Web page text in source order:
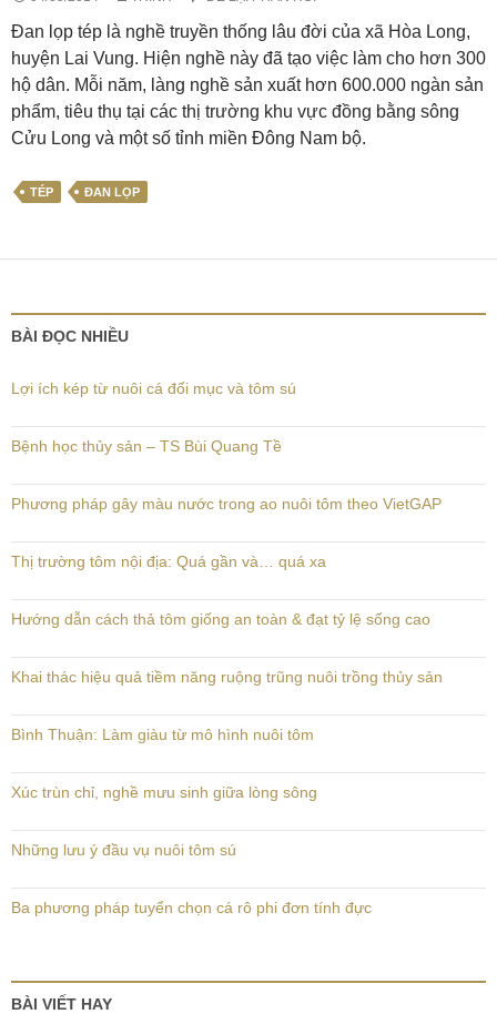
Đan lọp tép là nghề truyền thống lâu đời của xã Hòa Long,
huyện Lai Vung. Hiện nghề này đã tạo việc làm cho hơn 300
hộ dân. Mỗi năm, làng nghề sản xuất hơn 600.000 ngàn sản
phẩm, tiêu thụ tại các thị trường khu vực đồng bằng sông
Cửu Long và một số tỉnh miền Đông Nam bộ.
TÉP ĐAN LỌP
BÀI ĐỌC NHIỀU
Lợi ích kép từ nuôi cá đối mục và tôm sú
Bệnh học thủy sản – TS Bùi Quang Tề
Phương pháp gây màu nước trong ao nuôi tôm theo VietGAP
Thị trường tôm nội địa: Quá gần và… quá xa
Hướng dẫn cách thả tôm giống an toàn & đạt tỷ lệ sống cao
Khai thác hiệu quả tiềm năng ruộng trũng nuôi trồng thủy sản
Bình Thuận: Làm giàu từ mô hình nuôi tôm
Xúc trùn chỉ, nghề mưu sinh giữa lòng sông
Những lưu ý đầu vụ nuôi tôm sú
Ba phương pháp tuyển chọn cá rô phi đơn tính đực
BÀI VIẾT HAY